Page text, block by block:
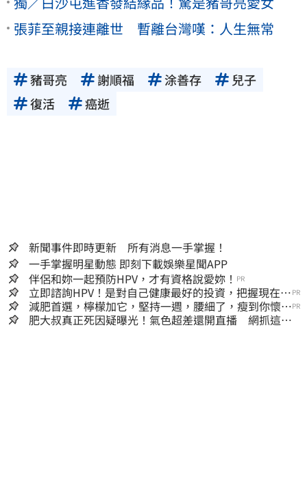
張菲至親接連離世 暫離台灣嘆：人生無常
豬哥亮 謝順福 涂善存
兒子
復活
癌逝
新聞事件即時更新 所有消息一手掌握！
一手掌握明星動態 即刻下載娛樂星聞APP
伴侶和妳一起預防HPV，才有資格說愛妳！ PR
立即諮詢HPV！是對自己健康最好的投資，把握現在不
嫌晚！
PR
減肥首選，檸檬加它，堅持一週，腰細了，瘦到你懷疑
人生
PR
肥大叔真正死因疑曝光！氣色超差還開直播 網抓這一